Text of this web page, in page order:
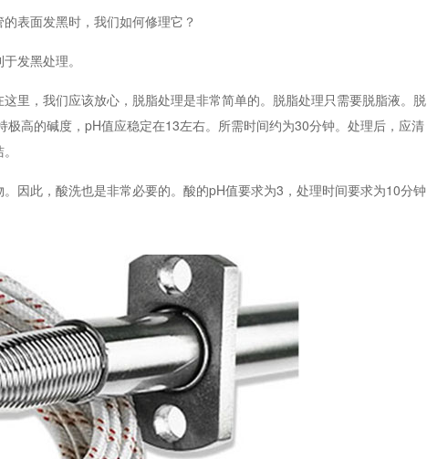
表面发黑时，我们如何修理它？
发黑处理。
里，我们应该放心，脱脂处理是非常简单的。脱脂处理只需要脱脂液。脱
高的碱度，pH值应稳定在13左右。所需时间约为30分钟。处理后，应清
因此，酸洗也是非常必要的。酸的pH值要求为3，处理时间要求为10分钟